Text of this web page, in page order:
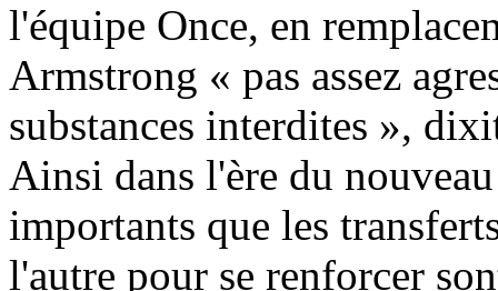
l'équipe Once, en
Armstrong « pas assez
substances interdites »,
Ainsi dans l'ère du
importants que les
l'autre pour se renforcer